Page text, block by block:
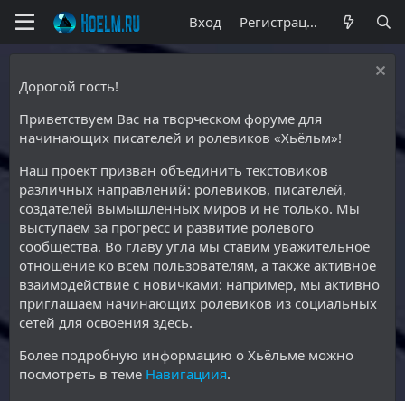
Вход Регистрация
Дорогой гость!
Приветствуем Вас на творческом форуме для
начинающих писателей и ролевиков «Хьёльм»!
Наш проект призван объединить текстовиков
различных направлений: ролевиков, писателей,
создателей вымышленных миров и не только. Мы
выступаем за прогресс и развитие ролевого
сообщества. Во главу угла мы ставим уважительное
отношение ко всем пользователям, а также активное
взаимодействие с новичками: например, мы активно
приглашаем начинающих ролевиков из социальных
сетей для освоения здесь.
Более подробную информацию о Хьёльме можно
посмотреть в теме Навигациия.